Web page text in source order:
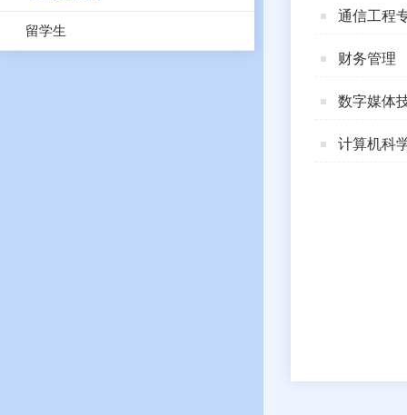
留学生
通信工程
财务管理
数字媒体
计算机科